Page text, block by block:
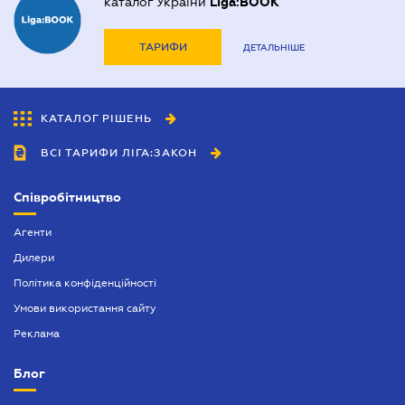
ТАРИФИ ДЕТАЛЬНІШЕ
КАТАЛОГ РІШЕНЬ
ВСІ ТАРИФИ ЛІГА:ЗАКОН
Співробітництво
Агенти
Дилери
Політика конфіденційності
Умови використання сайту
Реклама
Блог